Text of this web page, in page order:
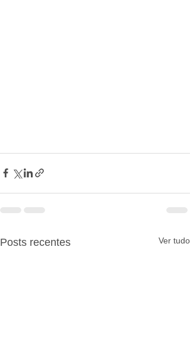
Posts recentes Ver tudo